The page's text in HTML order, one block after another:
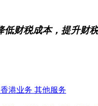
低财税成本，提升财
香港业务 其他服务